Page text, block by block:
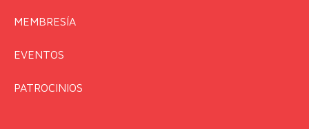
MEMBRESÍA
EVENTOS
PATROCINIOS